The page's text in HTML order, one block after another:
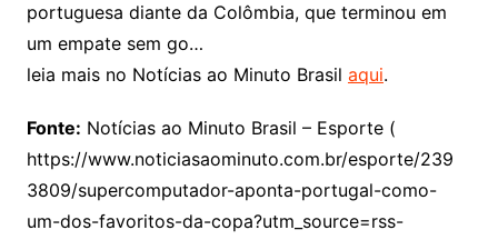
portuguesa diante da Colômbia, que terminou em
um empate sem go…
leia mais no Notícias ao Minuto Brasil aqui.
Fonte: Notícias ao Minuto Brasil – Esporte (
https://www.noticiasaominuto.com.br/esporte/239
3809/supercomputador-aponta-portugal-como-
um-dos-favoritos-da-copa?utm_source=rss-